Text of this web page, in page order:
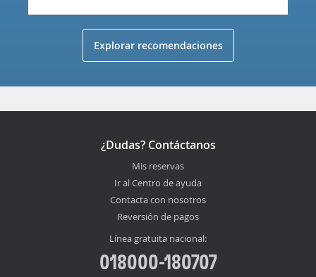
Explorar recomendaciones
¿Dudas? Contáctanos
Mis reservas
Ir al Centro de ayuda
Contacta con nosotros
Reversión de pagos
Línea gratuita nacional:
018000-180707